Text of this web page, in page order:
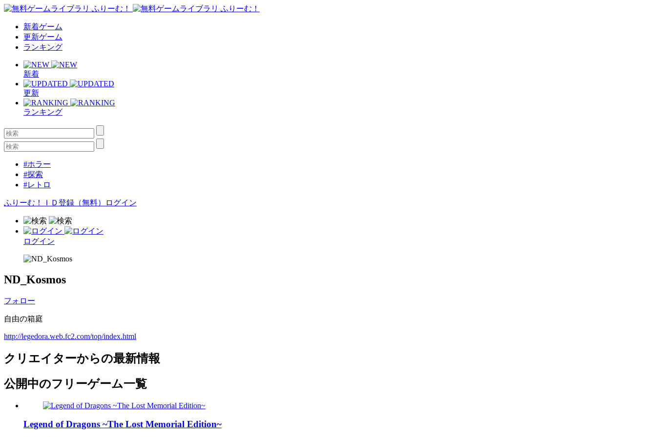
新着ゲーム
更新ゲーム
ランキング
新着
更新
ランキング
#ホラー
#探索
#レトロ
ふりーむ！ＩＤ登録（無料） ログイン
ログイン
ND_Kosmos
フォロー
自由の箱庭
http://legedora.web.fc2.com/top/index.html
クリエイターからの最新情報
公開中のフリーゲーム一覧
Legend of Dragons ~The Lost Memorial Edition~